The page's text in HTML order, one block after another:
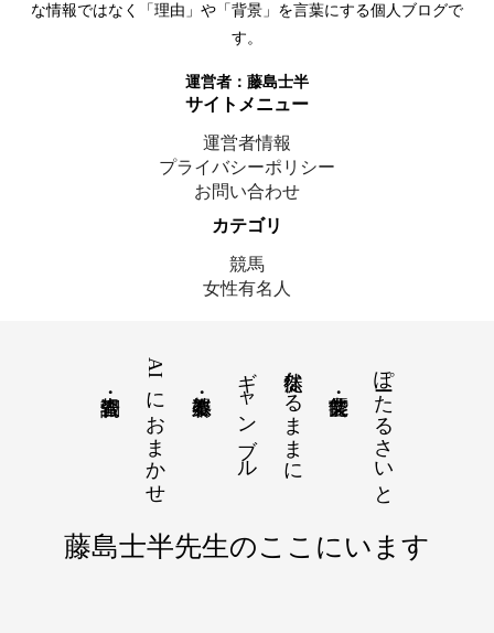
な情報ではなく「理由」や「背景」を言葉にする個人ブログで
す。
運営者： 藤島士半
サイトメニュー
運営者情報
プライバシーポリシー
お問い合わせ
カテゴリ
競馬
女性有名人
© 2025 藤島士半｜ここにいます ぽーたるさいと
徒然なるままに
ギャンブル
AIにおまかせ
藤島士半先生のここにいます